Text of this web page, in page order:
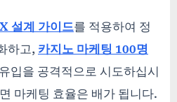
설계 가이드를 적용하여 정
하고, 카지노 마케팅 100명
입을 공격적으로 시도하십시
마케팅 효율은 배가 됩니다.